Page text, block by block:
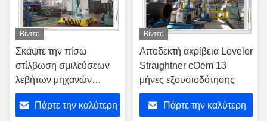
Βίντεο
Σκάψτε την πίσω
στίλβωση σμιλεύσεων
λεβήτων μηχανών
συγκόλλησης
βραχιόνων στηλών
Πάρτε την καλύτερη
Βίντεο
Αποδεκτή ακρίβεια Leveler
Straightner cOem 13
μήνες εξουσιοδότησης
Πάρτε την καλύτερη